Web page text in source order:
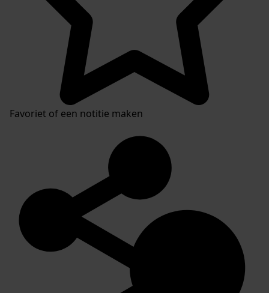
Favoriet of een notitie maken